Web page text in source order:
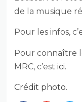
de la musique
Pour les infos,
Pour connaître
MRC, c’estici.
Crédit photo.